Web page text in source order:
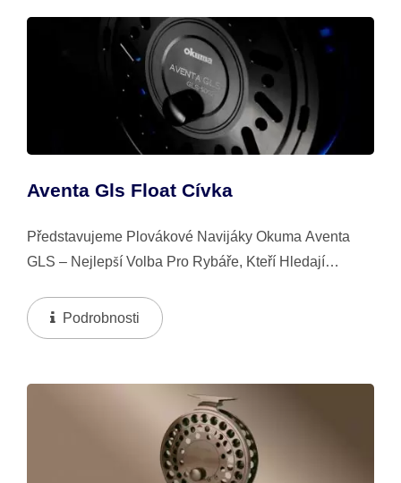
Aventa Gls Float Cívka
Představujeme Plovákové Navijáky Okuma Aventa
GLS – Nejlepší Volba Pro Rybáře, Kteří Hledají
Navijáky, Vyrobené S Pomocí Precizního Inženýrství...
Podrobnosti